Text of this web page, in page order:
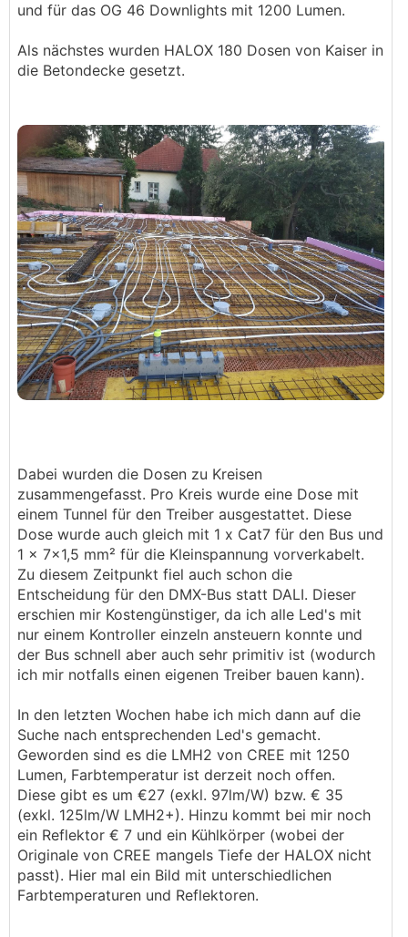
und für das OG 46 Downlights mit 1200 Lumen.
Als nächstes wurden HALOX 180 Dosen von Kaiser in
die Betondecke gesetzt.
Dabei wurden die Dosen zu Kreisen
zusammengefasst. Pro Kreis wurde eine Dose mit
einem Tunnel für den Treiber ausgestattet. Diese
Dose wurde auch gleich mit 1 x Cat7 für den Bus und
1 x 7x1,5 mm² für die Kleinspannung vorverkabelt.
Zu diesem Zeitpunkt fiel auch schon die
Entscheidung für den DMX-Bus statt DALI. Dieser
erschien mir Kostengünstiger, da ich alle Led's mit
nur einem Kontroller einzeln ansteuern konnte und
der Bus schnell aber auch sehr primitiv ist (wodurch
ich mir notfalls einen eigenen Treiber bauen kann).
In den letzten Wochen habe ich mich dann auf die
Suche nach entsprechenden Led's gemacht.
Geworden sind es die LMH2 von CREE mit 1250
Lumen, Farbtemperatur ist derzeit noch offen.
Diese gibt es um €27 (exkl. 97lm/W) bzw. € 35
(exkl. 125lm/W LMH2+). Hinzu kommt bei mir noch
ein Reflektor € 7 und ein Kühlkörper (wobei der
Originale von CREE mangels Tiefe der HALOX nicht
passt). Hier mal ein Bild mit unterschiedlichen
Farbtemperaturen und Reflektoren.